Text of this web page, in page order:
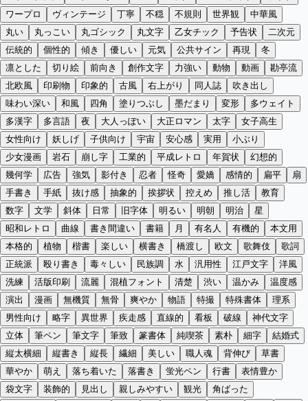
ワープロ
ヴィンテージ 丁寧 不穏 不規則 世界観
中華風
丸い
丸っこい 丸ゴシック 丸文字 乙女チック 予告状
二次元
伝統的
個性的 傾き 優しい 元気 公共サイン 再現
冬
凛とした
切り絵 前向き 創作文字 力強い 動物 動画
勘亭流
北欧風
印刷物 印象的 古風 右上がり 同人誌
吹き出し
味わい深い
和風 四角 塗りつぶし 墨だまり 変形
多ウェイト
多漢字
多言語 夜 大人っぽい 大正ロマン 太字
女子高生
女性向け
妖しげ 子供向け 宇宙 安心感 実用
小ぶり
少女漫画
岩石 崩し字 工業的 平成レトロ 年賀状
幻想的
幾何学
広告 強気 影付き 忍者 怪奇 愛嬌 感情的 扁平
扇
手書き
手紙 抜け感 抽象的 挨拶状 控えめ 推し活
教育
数字
文学 斜体 日常 旧字体 明るい 明朝 明治
星
昭和レトロ
曲線 書き間違い 書籍 月 有名人 有機的
本文用
本格的
植物 楷書 楽しい 横書き 橋渡し 欧文 歌舞伎
歌詞
正統派
殴り書き 毒々しい 民族調 水 汎用性 江戸文字
洋風
洗練
活版印刷 流麗 混植フォント 清楚 渋い 温かみ
温度感
演出
漫画 無機質 無骨 爽やか 物語 特撮 特殊書体
理系
男性向け
略字 異世界 疾走感 直線的 看板 破線
神代文字
立体
筆ペン 筆文字 筆致 篆書体 純喫茶 素朴 細字
結婚式
縦太横細
縦書き 縦長 繊細 美しい 職人魂 背伸び
草書
華やか
萌え 落ち着いた 落書き 蛍光ペン 行書
表情豊か
袋文字
装飾的 見出し 親しみやすい 観光
角ばった